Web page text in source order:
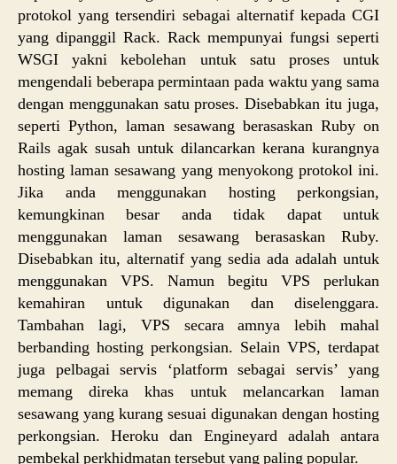
protokol yang tersendiri sebagai alternatif kepada CGI
yang dipanggil Rack. Rack mempunyai fungsi seperti
WSGI yakni kebolehan untuk satu proses untuk
mengendali beberapa permintaan pada waktu yang sama
dengan menggunakan satu proses. Disebabkan itu juga,
seperti Python, laman sesawang berasaskan Ruby on
Rails agak susah untuk dilancarkan kerana kurangnya
hosting laman sesawang yang menyokong protokol ini.
Jika anda menggunakan hosting perkongsian,
kemungkinan besar anda tidak dapat untuk
menggunakan laman sesawang berasaskan Ruby.
Disebabkan itu, alternatif yang sedia ada adalah untuk
menggunakan VPS. Namun begitu VPS perlukan
kemahiran untuk digunakan dan diselenggara.
Tambahan lagi, VPS secara amnya lebih mahal
berbanding hosting perkongsian. Selain VPS, terdapat
juga pelbagai servis ‘platform sebagai servis’ yang
memang direka khas untuk melancarkan laman
sesawang yang kurang sesuai digunakan dengan hosting
perkongsian. Heroku dan Engineyard adalah antara
pembekal perkhidmatan tersebut yang paling popular.